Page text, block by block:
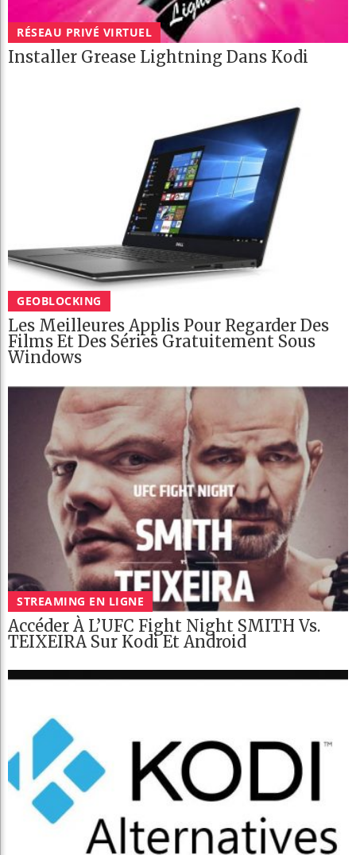
RÉSEAU PRIVÉ VIRTUEL
Installer Grease Lightning Dans Kodi
GEOBLOCKING
Les Meilleures Applis Pour Regarder Des
Films Et Des Séries Gratuitement Sous
Windows
STREAMING EN LIGNE
Accéder À L’UFC Fight Night SMITH Vs.
TEIXEIRA Sur Kodi Et Android